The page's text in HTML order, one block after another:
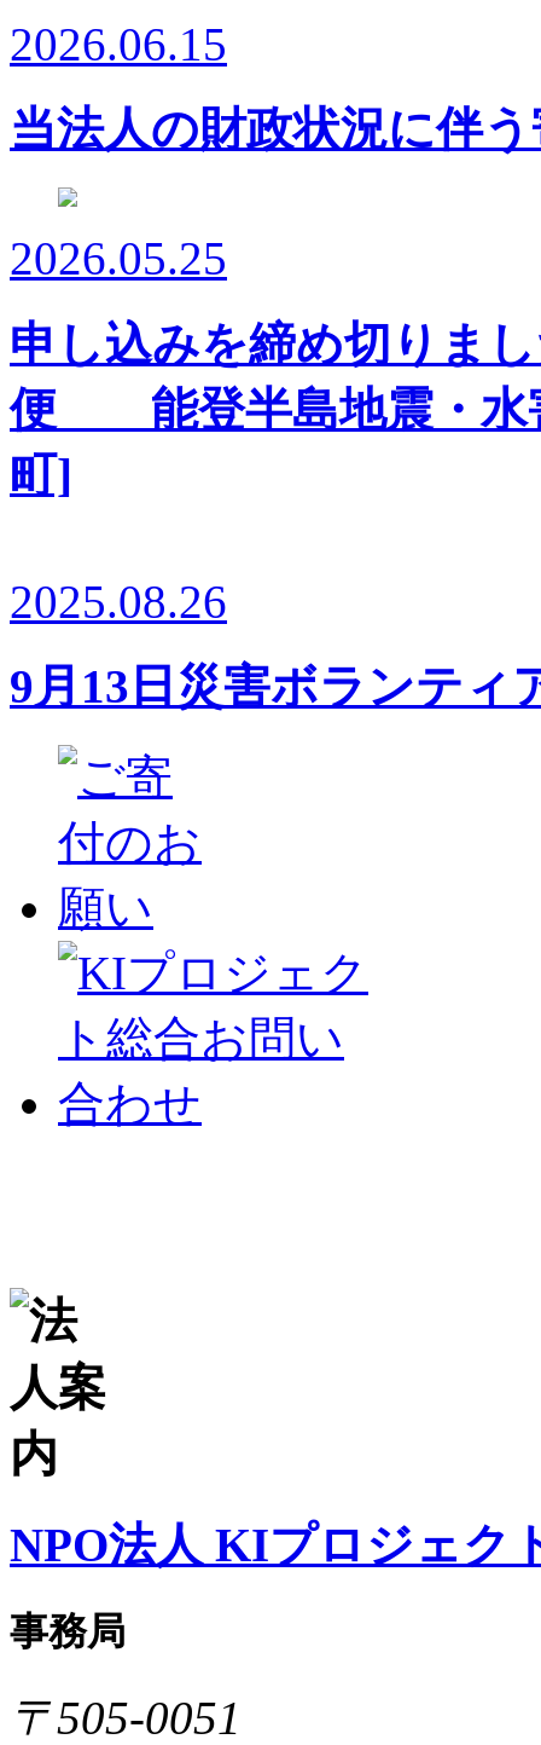
2026.06.15
当法人の財政状況に伴
2026.05.25
申し込みを締め切りま
便 能登半島地震・水
町]
2025.08.26
9月13日災害ボランティ
NPO法人 KIプロジェク
事務局
〒505-0051